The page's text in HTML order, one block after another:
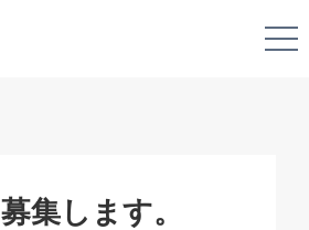
集します。